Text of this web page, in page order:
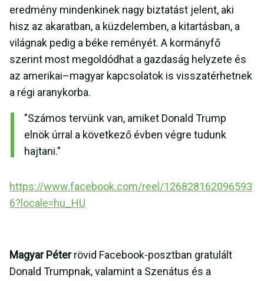
eredmény mindenkinek nagy biztatást jelent, aki
hisz az akaratban, a küzdelemben, a kitartásban, a
világnak pedig a béke reményét. A kormányfő
szerint most megoldódhat a gazdaság helyzete és
az amerikai–magyar kapcsolatok is visszatérhetnek
a régi aranykorba.
"Számos tervünk van, amiket Donald Trump
elnök úrral a következő évben végre tudunk
hajtani."
https://www.facebook.com/reel/126828162096593
6?locale=hu_HU
Magyar Péterrövid Facebook-posztban gratulált
Donald Trumpnak, valamint a Szenátus és a